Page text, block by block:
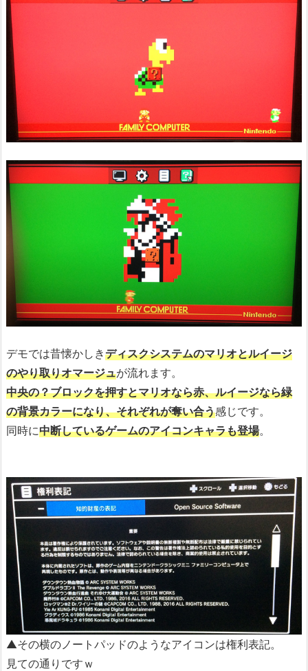
デモでは昔懐かしきディスクシステムのマリオとルイージ
のやり取りオマージュが流れます。
中央の？ブロックを押すとマリオなら赤、ルイージなら緑
の背景カラーになり、それぞれが奪い合う感じです。
同時に中断しているゲームのアイコンキャラも登場。
▲その横のノートパッドのようなアイコンは権利表記。
見ての通りですｗ